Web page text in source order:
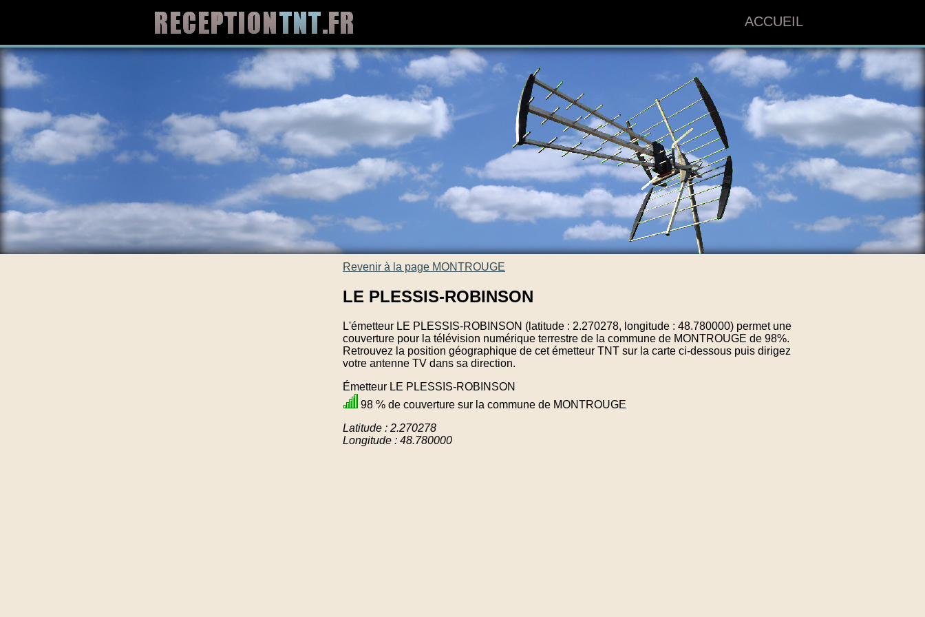
ACCUEIL
Revenir à la page MONTROUGE
LE PLESSIS-ROBINSON
L'émetteur LE PLESSIS-ROBINSON (latitude : 2.270278, longitude : 48.780000) permet une
couverture pour la télévision numérique terrestre de la commune de MONTROUGE de 98%.
Retrouvez la position géographique de cet émetteur TNT sur la carte ci-dessous puis dirigez
votre antenne TV dans sa direction.
Émetteur LE PLESSIS-ROBINSON
98 % de couverture sur la commune de MONTROUGE
Latitude : 2.270278
Longitude : 48.780000